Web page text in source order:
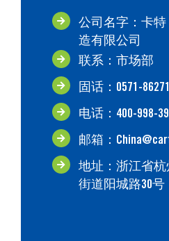
公司名字：卡特
造有限公司
联系：市场部
固话：0571-
电话：400-998-
邮箱：
地址：浙江省杭
街道阳城路30号